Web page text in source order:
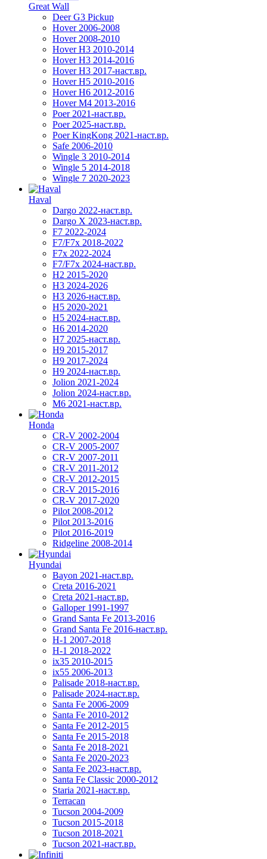
Great Wall
Deer G3 Pickup
Hover 2006-2008
Hover 2008-2010
Hover H3 2010-2014
Hover H3 2014-2016
Hover H3 2017-наст.вр.
Hover H5 2010-2016
Hover H6 2012-2016
Hover M4 2013-2016
Poer 2021-наст.вр.
Poer 2025-наст.вр.
Poer KingKong 2021-наст.вр.
Safe 2006-2010
Wingle 3 2010-2014
Wingle 5 2014-2018
Wingle 7 2020-2023
Haval
Dargo 2022-наст.вр.
Dargo X 2023-наст.вр.
F7 2022-2024
F7/F7x 2018-2022
F7x 2022-2024
F7/F7x 2024-наст.вр.
H2 2015-2020
H3 2024-2026
H3 2026-наст.вр.
H5 2020-2021
H5 2024-наст.вр.
H6 2014-2020
H7 2025-наст.вр.
H9 2015-2017
H9 2017-2024
H9 2024-наст.вр.
Jolion 2021-2024
Jolion 2024-наст.вр.
М6 2021-наст.вр.
Honda
CR-V 2002-2004
CR-V 2005-2007
CR-V 2007-2011
CR-V 2011-2012
CR-V 2012-2015
CR-V 2015-2016
CR-V 2017-2020
Pilot 2008-2012
Pilot 2013-2016
Pilot 2016-2019
Ridgeline 2008-2014
Hyundai
Bayon 2021-наст.вр.
Creta 2016-2021
Creta 2021-наст.вр.
Galloper 1991-1997
Grand Santa Fe 2013-2016
Grand Santa Fe 2016-наст.вр.
H-1 2007-2018
H-1 2018-2022
ix35 2010-2015
ix55 2006-2013
Palisade 2018-наст.вр.
Palisade 2024-наст.вр.
Santa Fe 2006-2009
Santa Fe 2010-2012
Santa Fe 2012-2015
Santa Fe 2015-2018
Santa Fe 2018-2021
Santa Fe 2020-2023
Santa Fe 2023-наст.вр.
Santa Fe Classic 2000-2012
Staria 2021-наст.вр.
Terracan
Tucson 2004-2009
Tucson 2015-2018
Tucson 2018-2021
Tucson 2021-наст.вр.